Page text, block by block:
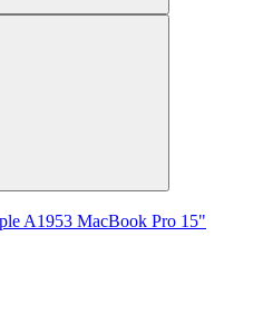
A1953 MacBook Pro 15"